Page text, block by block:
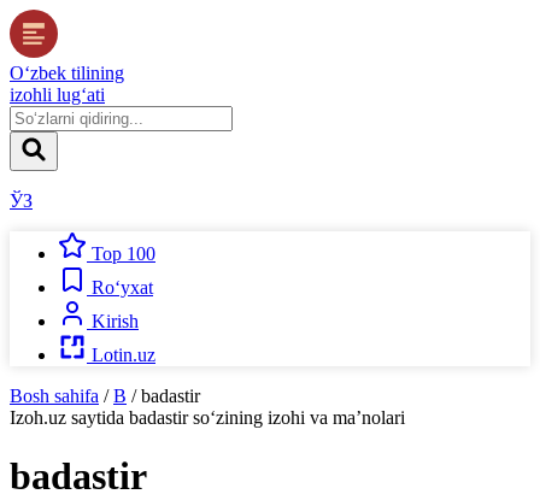
O‘zbek tilining
izohli lug‘ati
ЎЗ
Top 100
Ro‘yxat
Kirish
Lotin.uz
Bosh sahifa / B / badastir
Izoh.uz saytida badastirso‘zining izohi va ma’nolari
badastir